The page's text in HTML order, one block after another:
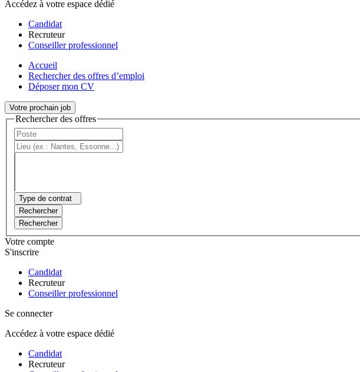
Accédez à votre espace dédié
Candidat
Recruteur
Conseiller professionnel
Accueil
Rechercher des offres d’emploi
Déposer mon CV
Votre prochain job
Rechercher des offres
Type de contrat
Rechercher
Rechercher
Votre compte
S'inscrire
Candidat
Recruteur
Conseiller professionnel
Se connecter
Accédez à votre espace dédié
Candidat
Recruteur